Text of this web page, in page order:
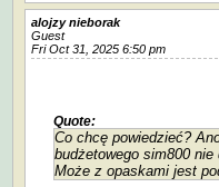
alojzy nieborak
Guest
Fri Oct 31, 2025 6:50 pm
Quote:
Co chcę powiedzieć?
budżetowego sim800 nie
Może z opaskami jest